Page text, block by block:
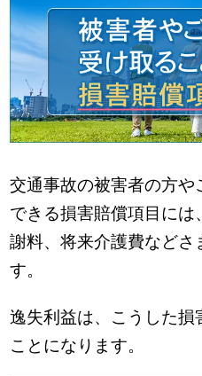
交通事故の被害者の方
できる損害賠償項目に
謝料、将来介護費などさ
す。
逸失利益は、こうした損
ことになります。